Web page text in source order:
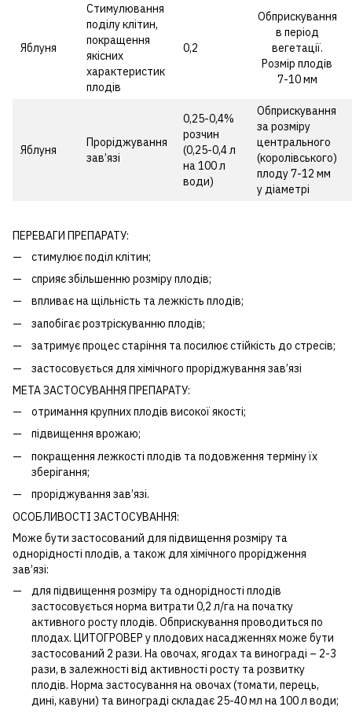
Яблуня
Стимулювання
поділу клітин,
покращення
якісних
характеристик
плодів
0,2
Обприскування
в період
вегетації.
Розмір плодів
7-10 мм
Яблуня
Проріджування
зав’язі
0,25-0,4%
розчин
(0,25-0,4 л
на 100 л
води)
Обприскування
за розміру
центрального
(королівського)
плоду 7-12 мм
у діаметрі
ПЕРЕВАГИ ПРЕПАРАТУ:
стимулює поділ клітин;
сприяє збільшенню розміру плодів;
впливає на щільність та лежкість плодів;
запобігає розтріскуванню плодів;
затримує процес старіння та посилює стійкість до стресів;
застосовується для хімічного проріджування зав’язі
МЕТА ЗАСТОСУВАННЯ ПРЕПАРАТУ:
отримання крупних плодів високої якості;
підвищення врожаю;
покращення лежкості плодів та подовження терміну їх
зберігання;
проріджування зав’язі.
ОСОБЛИВОСТІ ЗАСТОСУВАННЯ:
Може бути застосований для підвищення розміру та
однорідності плодів, а також для хімічного прорідження
зав’язі:
для підвищення розміру та однорідності плодів
застосовується норма витрати 0,2 л/га на початку
активного росту плодів. Обприскування проводиться по
плодах. ЦИТОГРОВЕР у плодових насадженнях може бути
застосований 2 рази. На овочах, ягодах та винограді – 2-3
рази, в залежності від активності росту та розвитку
плодів. Норма застосування на овочах (томати, перець,
дині, кавуни) та винограді складає 25-40 мл на 100 л води;